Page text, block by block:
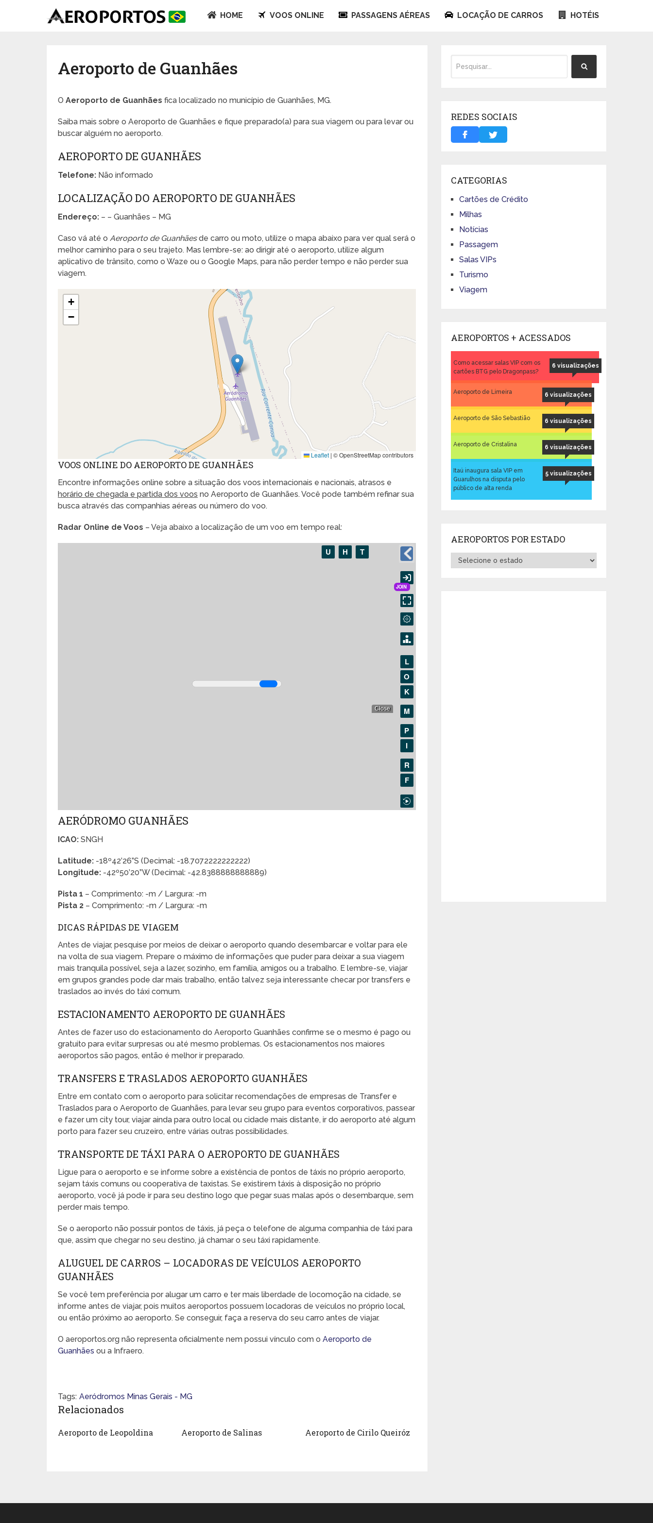
HOME VOOS ONLINE PASSAGENS AÉREAS LOCAÇÃO DE CARROS HOTÉIS
Aeroporto de Guanhães
OAeroporto de Guanhães fica localizado no município de Guanhães, MG.
Saiba mais sobre o Aeroporto de Guanhães e fique preparado(a) para sua viagem ou para levar ou
buscar alguém no aeroporto.
AEROPORTO DE GUANHÃES
Telefone: Não informado
LOCALIZAÇÃO DO AEROPORTO DE GUANHÃES
Endereço: – – Guanhães – MG
Caso vá até o Aeroporto de Guanhãesde carro ou moto, utilize o mapa abaixo para ver qual será o
melhor caminho para o seu trajeto. Mas lembre-se: ao dirigir até o aeroporto, utilize algum
aplicativo de trânsito, como o Waze ou o Google Maps, para não perder tempo e não perder sua
viagem.
+
−
Leaflet | © OpenStreetMap contributors
VOOS ONLINE DO AEROPORTO DE GUANHÃES
Encontre informações online sobre a situação dos voos internacionais e nacionais, atrasos e
horário de chegada e partida dos voos no Aeroporto de Guanhães. Você pode também refinar sua
busca através das companhias aéreas ou número do voo.
Radar Online de Voos – Veja abaixo a localização de um voo em tempo real:
AERÓDROMO GUANHÃES
ICAO: SNGH
Latitude: -18º42’26”S (Decimal: -18.7072222222222)
Longitude: -42º50’20”W (Decimal: -42.8388888888889)
Pista 1 – Comprimento: -m / Largura: -m
Pista 2 – Comprimento: -m / Largura: -m
DICAS RÁPIDAS DE VIAGEM
Antes de viajar, pesquise por meios de deixar o aeroporto quando desembarcar e voltar para ele
na volta de sua viagem. Prepare o máximo de informações que puder para deixar a sua viagem
mais tranquila possível, seja a lazer, sozinho, em família, amigos ou a trabalho. E lembre-se, viajar
em grupos grandes pode dar mais trabalho, então talvez seja interessante checar por transfers e
traslados ao invés do táxi comum.
ESTACIONAMENTO AEROPORTO DE GUANHÃES
Antes de fazer uso do estacionamento do Aeroporto Guanhães confirme se o mesmo é pago ou
gratuito para evitar surpresas ou até mesmo problemas. Os estacionamentos nos maiores
aeroportos são pagos, então é melhor ir preparado.
TRANSFERS E TRASLADOS AEROPORTO GUANHÃES
Entre em contato com o aeroporto para solicitar recomendações de empresas de Transfer e
Traslados para o Aeroporto de Guanhães, para levar seu grupo para eventos corporativos, passear
e fazer um city tour, viajar ainda para outro local ou cidade mais distante, ir do aeroporto até algum
porto para fazer seu cruzeiro, entre várias outras possibilidades.
TRANSPORTE DE TÁXI PARA O AEROPORTO DE GUANHÃES
Ligue para o aeroporto e se informe sobre a existência de pontos de táxis no próprio aeroporto,
sejam táxis comuns ou cooperativa de taxistas. Se existirem táxis à disposição no próprio
aeroporto, você já pode ir para seu destino logo que pegar suas malas após o desembarque, sem
perder mais tempo.
Se o aeroporto não possuir pontos de táxis, já peça o telefone de alguma companhia de táxi para
que, assim que chegar no seu destino, já chamar o seu táxi rapidamente.
ALUGUEL DE CARROS – LOCADORAS DE VEÍCULOS AEROPORTO
GUANHÃES
Se você tem preferência por alugar um carro e ter mais liberdade de locomoção na cidade, se
informe antes de viajar, pois muitos aeroportos possuem locadoras de veículos no próprio local,
ou então próximo ao aeroporto. Se conseguir, faça a reserva do seu carro antes de viajar.
O aeroportos.org não representa oficialmente nem possui vínculo com oAeroporto de
Guanhães ou a Infraero.
Tags: Aeródromos Minas Gerais - MG
Relacionados
Aeroporto de Leopoldina Aeroporto de Salinas Aeroporto de Cirilo Queiróz
REDES SOCIAIS
CATEGORIAS
Cartões de Crédito
Milhas
Notícias
Passagem
Salas VIPs
Turismo
Viagem
AEROPORTOS + ACESSADOS
6 visualizações
Como acessar salas VIP com os
cartões BTG pelo Dragonpass?
6 visualizações
Aeroporto de Limeira
6 visualizações
Aeroporto de São Sebastião
6 visualizações
Aeroporto de Cristalina
5 visualizações
Itaú inaugura sala VIP em
Guarulhos na disputa pelo
público de alta renda
AEROPORTOS POR ESTADO
Aeroportos
por